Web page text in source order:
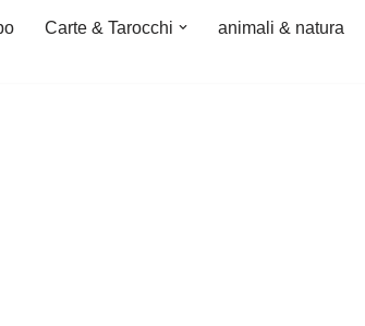
Carte & Tarocchi animali & natura